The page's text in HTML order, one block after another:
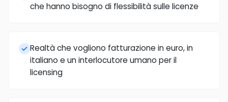
che hanno bisogno di flessibilità sulle licenze
Realtà che vogliono fatturazione in euro, in
italiano e un interlocutore umano per il
licensing